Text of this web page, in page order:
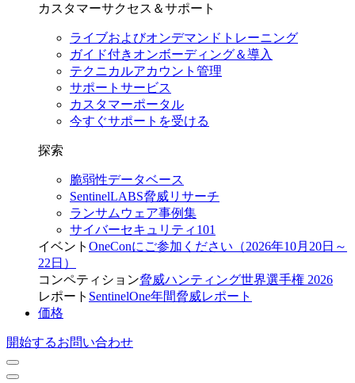
カスタマーサクセス＆サポート
ライブおよびオンデマンドトレーニング
ガイド付きオンボーディング＆導入
テクニカルアカウント管理
サポートサービス
カスタマーポータル
今すぐサポートを受ける
探索
脆弱性データベース
SentinelLABS脅威リサーチ
ランサムウェア事例集
サイバーセキュリティ101
イベント OneConにご参加ください（2026年10月20日～
22日）
コンペティション脅威ハンティング世界選手権 2026
レポート SentinelOne年間脅威レポート
価格
開始するお問い合わせ